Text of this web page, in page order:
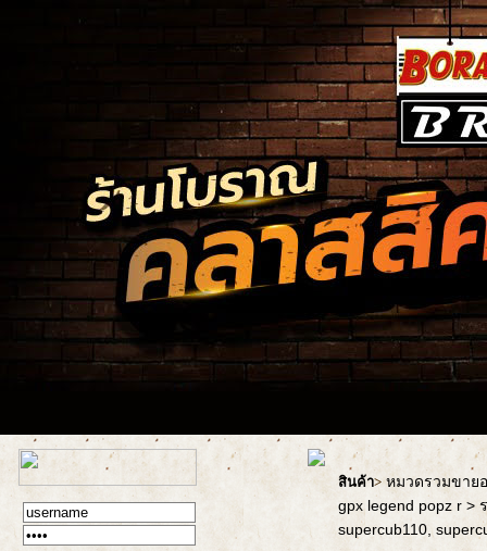
สินค้า> หมวดรวมขาย
gpx legend popz r >
supercub110,